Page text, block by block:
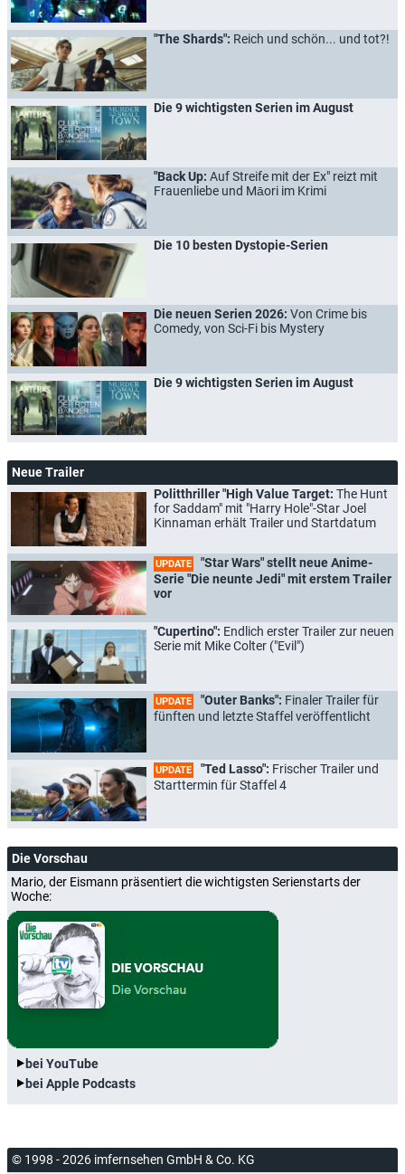
"The Shards": Reich und schön... und tot?!
Die 9 wichtigsten Serien im August
"Back Up: Auf Streife mit der Ex" reizt mit
Frauenliebe und Māori im Krimi
Die 10 besten Dystopie-Serien
Die neuen Serien 2026: Von Crime bis
Comedy, von Sci-Fi bis Mystery
Die 9 wichtigsten Serien im August
Neue Trailer
Politthriller "High Value Target: The Hunt
for Saddam" mit "Harry Hole"-Star Joel
Kinnaman erhält Trailer und Startdatum
UPDATE
"Star Wars" stellt neue Anime-
Serie "Die neunte Jedi" mit erstem Trailer
vor
"Cupertino": Endlich erster Trailer zur neuen
Serie mit Mike Colter ("Evil")
UPDATE "Outer Banks": Finaler Trailer für
fünften und letzte Staffel veröffentlicht
UPDATE "Ted Lasso": Frischer Trailer und
Starttermin für Staffel 4
Die Vorschau
Mario, der Eismann präsentiert die wichtigsten Serienstarts der
Woche:
bei YouTube
bei Apple Podcasts
© 1998 - 2026 imfernsehen GmbH & Co. KG